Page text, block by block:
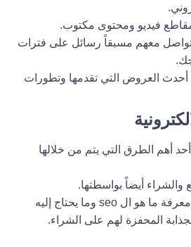
فيديو ومحتوى مكتوب.
معهم مسبقاً رسائل على فترات
العروض التي تقدمها وتطورات
أحد أهم الطرق التي يتم من خلالها
والشراء أيضاً بواسطتها.
يعتمد التسويق فيها على معرفة ما هو ال seo وما يحتاج إليه
المحفزة لهم على الشراء.